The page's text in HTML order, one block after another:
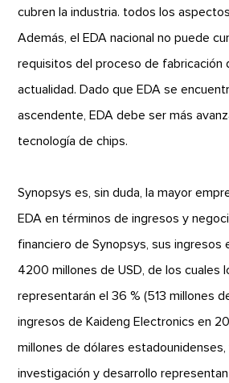
cubren la industria. todos los
Además, el EDA nacional no puede
requisitos del proceso de fabricación
actualidad. Dado que EDA se
ascendente, EDA debe ser más
tecnología de chips.
Synopsys es, sin duda, la mayor
EDA en términos de ingresos y
financiero de Synopsys, sus ingresos
4200 millones de USD, de los cuales
representarán el 36 % (513 millones
ingresos de Kaideng Electronics en
millones de dólares
investigación y desarrollo representan